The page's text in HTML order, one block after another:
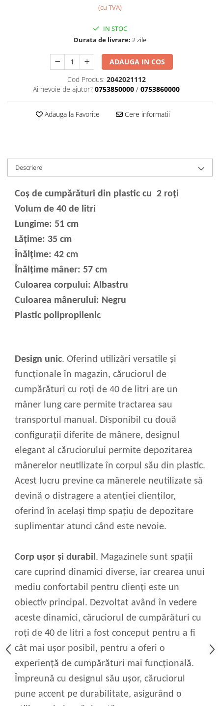
(cu TVA)
IN STOC
Durata de livrare: 2 zile
ADAUGA IN COS
Cod Produs: 2042021112
Ai nevoie de ajutor? 0753850000 / 0753860000
Adauga la Favorite Cere informatii
Descriere
Coș de cumpărături din plastic cu 2 roți
Volum de 40 de litri
Lungime: 51 cm
Lățime: 35 cm
Înălțime: 42 cm
Înălțime mâner: 57 cm
Culoarea corpului: Albastru
Culoarea mânerului: Negru
Plastic polipropilenic
Design unic. Oferind utilizări versatile și
funcționale în magazin, căruciorul de
cumpărături cu roți de 40 de litri are un
mâner lung care permite tractarea sau
transportul manual. Disponibil cu două
configurații diferite de mânere, designul
elegant al căruciorului permite depozitarea
mânerelor neutilizate în corpul său din plastic.
Acest lucru previne ca mânerele neutilizate să
devină o distragere a atenției clienților,
oferind în același timp spațiu de depozitare
suplimentar atunci când este nevoie.
Corp ușor și durabil . Magazinele sunt spații
care cuprind dinamici diverse, iar crearea unui
mediu confortabil pentru clienți este un
obiectiv principal. Dezvoltat având în vedere
aceste dinamici, căruciorul de cumpărături cu
roți de 40 de litri a fost conceput pentru a fi
cât mai ușor posibil, pentru a oferi o
experiență de cumpărături mai funcțională.
Împreună cu designul său ușor, căruciorul
pune accent pe durabilitate, asigurând o